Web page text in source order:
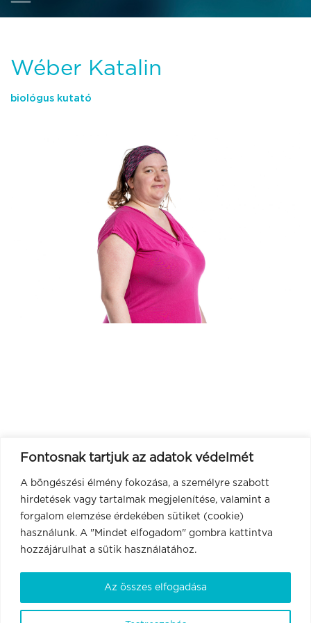
Fontosnak tartjuk az adatok védelmét
A böngészési élmény fokozása, a személyre szabott
hirdetések vagy tartalmak megjelenítése, valamint a
forgalom elemzése érdekében sütiket (cookie)
használunk. A "Mindet elfogadom" gombra kattintva
hozzájárulhat a sütik használatához.
Az összes elfogadása
Wéber Katalin
biológus kutató